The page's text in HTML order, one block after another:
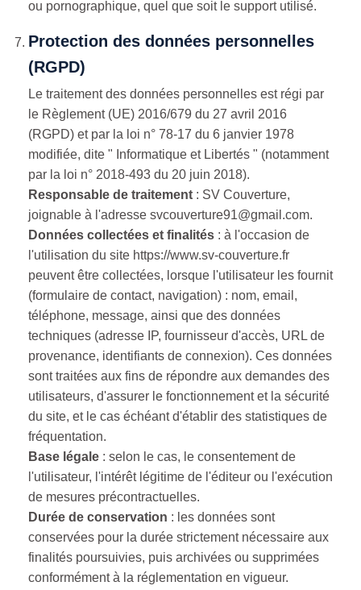
ou pornographique, quel que soit le support utilisé.
Protection des données personnelles
(RGPD)
Le traitement des données personnelles est régi par
le Règlement (UE) 2016/679 du 27 avril 2016
(RGPD) et par la loi n° 78-17 du 6 janvier 1978
modifiée, dite " Informatique et Libertés " (notamment
par la loi n° 2018-493 du 20 juin 2018).
Responsable de traitement : SV Couverture,
joignable à l'adresse svcouverture91@gmail.com.
Données collectées et finalités : à l'occasion de
l'utilisation du site https://www.sv-couverture.fr
peuvent être collectées, lorsque l'utilisateur les fournit
(formulaire de contact, navigation) : nom, email,
téléphone, message, ainsi que des données
techniques (adresse IP, fournisseur d'accès, URL de
provenance, identifiants de connexion). Ces données
sont traitées aux fins de répondre aux demandes des
utilisateurs, d'assurer le fonctionnement et la sécurité
du site, et le cas échéant d'établir des statistiques de
fréquentation.
Base légale : selon le cas, le consentement de
l'utilisateur, l'intérêt légitime de l'éditeur ou l'exécution
de mesures précontractuelles.
Durée de conservation : les données sont
conservées pour la durée strictement nécessaire aux
finalités poursuivies, puis archivées ou supprimées
conformément à la réglementation en vigueur.